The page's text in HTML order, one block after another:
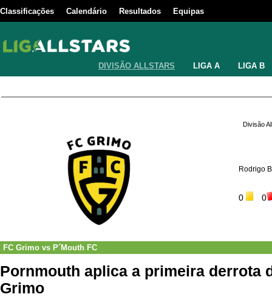
Classificações Calendário Resultados Equipas
DIVISÃO ALLSTARS LIGA A LIGA B
Divisão
Rodrigo
0 0
FC Grimo vs P´Mouth FC
Pornmouth aplica a primeira derrota
Grimo